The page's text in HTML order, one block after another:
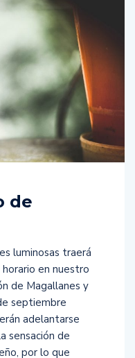
de
luminosas traerá
en nuestro
de Magallanes y
septiembre
adelantarse
sensación de
por lo que